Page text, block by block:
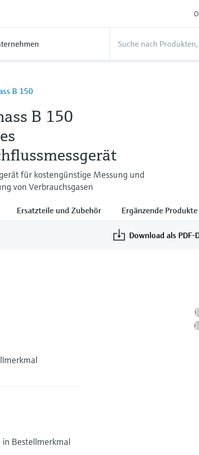
B 150
B 150
für kostengünstige Messung und
von Verbrauchsgasen
Ersatzteile und Zubehör Ergänzende Produkte
Download als PDF-
Bestellmerkmal